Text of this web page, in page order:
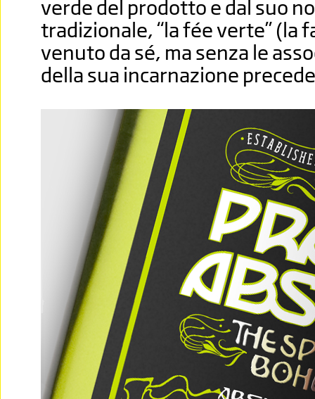
verde del prodotto e dal suo
tradizionale, “la fée verte” (la
venuto da sé, ma senza le
della sua incarnazione